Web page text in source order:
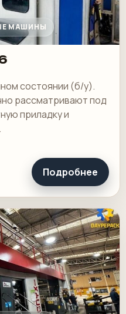
МАШИНЫ
состоянии (б/у).
рассматривают под
приладку и
Подробнее